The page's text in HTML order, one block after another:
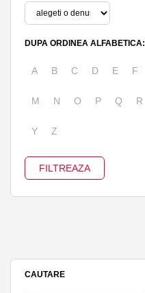
DUPA ORDINEA ALFABETICA:
A B C D E F
M N O P Q R
Y Z
CAUTARE